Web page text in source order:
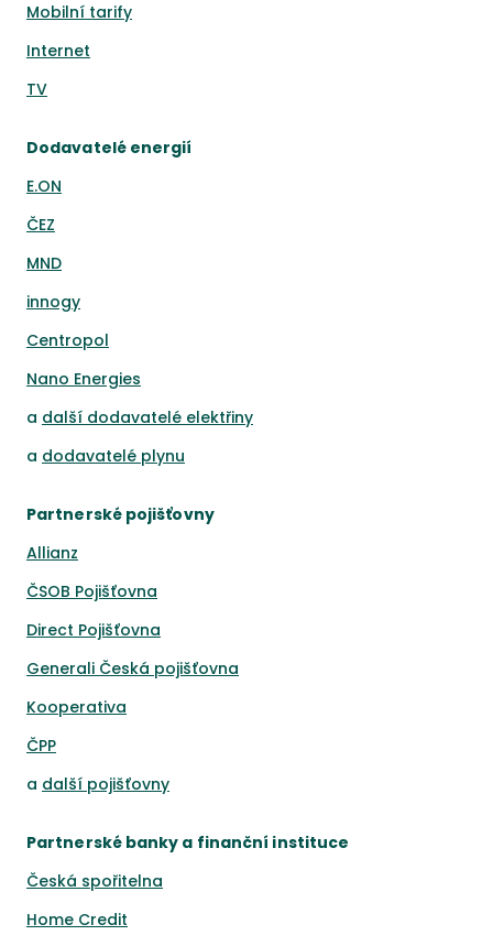
Mobilní tarify
Internet
TV
Dodavatelé energií
E.ON
ČEZ
MND
innogy
Centropol
Nano Energies
a další dodavatelé elektřiny
a dodavatelé plynu
Partnerské pojišťovny
Allianz
ČSOB Pojišťovna
Direct Pojišťovna
Generali Česká pojišťovna
Kooperativa
ČPP
a další pojišťovny
Partnerské banky a finanční instituce
Česká spořitelna
Home Credit